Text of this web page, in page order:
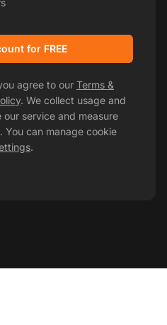
for FREE
agree to our Terms &
. We collect usage and
service and measure
can manage cookie
.